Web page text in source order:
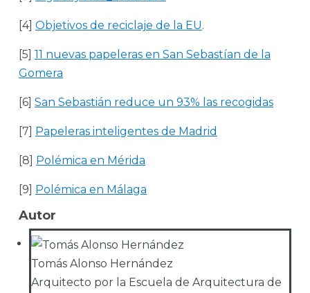
[4] Objetivos de reciclaje de la EU.
[5] 11 nuevas papeleras en San Sebastían de la
Gomera
[6] San Sebastián reduce un 93% las recogidas
[7] Papeleras inteligentes de Madrid
[8] Polémica en Mérida
[9] Polémica en Málaga
Autor
Tomás Alonso Hernández
Arquitecto por la Escuela de Arquitectura de